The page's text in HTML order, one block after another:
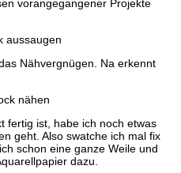
vorangegangener Projekte
Nähvergnügen. Na erkennt
fertig ist, habe ich noch etwas
geht. Also swatche ich mal fix
schon eine ganze Weile und
dazu.